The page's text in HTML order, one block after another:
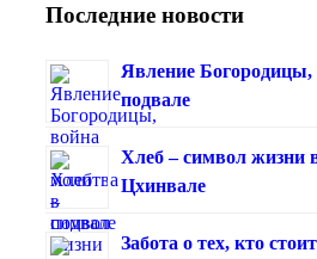
Последние новости
Явление
подвале
Хлеб – символ жизни
Цхинвале
Забота о тех, кто